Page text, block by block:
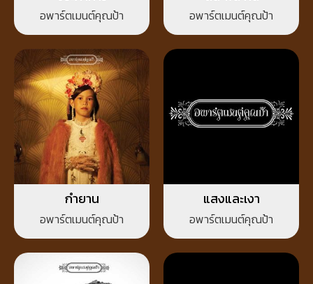
อพาร์ตเมนต์คุณป้า อพาร์ตเมนต์คุณป้า
กำยาน
อพาร์ตเมนต์คุณป้า
แสงและเงา
อพาร์ตเมนต์คุณป้า